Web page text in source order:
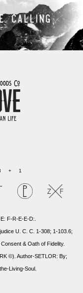
F-R-E-E-D:.
U. C. C. 1-308; 1-103.6;
& Oath of Fidelity.
©). Author-SETLOR: By;
Living-Soul.